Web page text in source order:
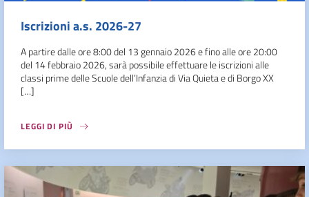
Iscrizioni a.s. 2026-27
A partire dalle ore 8:00 del 13 gennaio 2026 e fino alle ore 20:00
del 14 febbraio 2026, sarà possibile effettuare le iscrizioni alle
classi prime delle Scuole dell’Infanzia di Via Quieta e di Borgo XX
[…]
LEGGI DI PIÙ